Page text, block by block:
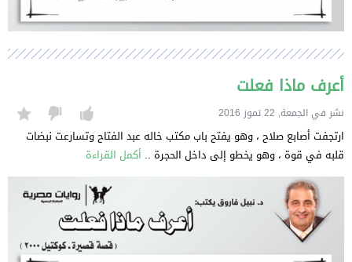
أعرف ماذا فعلت
نشر في الجمعة, 22 تموز 2016
ارتجفت أصابع صلاح ، وهو يفتح باب مكتب خاله عبد الفتاح وتسارعت نبضات
قلبه في قوة ، وهو يخطو إلى داخل الحجرة .. أكمل القراءة